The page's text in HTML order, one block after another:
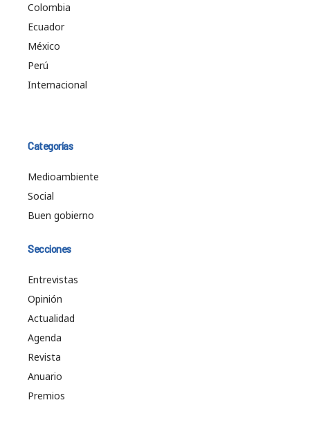
Colombia
Ecuador
México
Perú
Internacional
Categorías
Medioambiente
Social
Buen gobierno
Secciones
Entrevistas
Opinión
Actualidad
Agenda
Revista
Anuario
Premios